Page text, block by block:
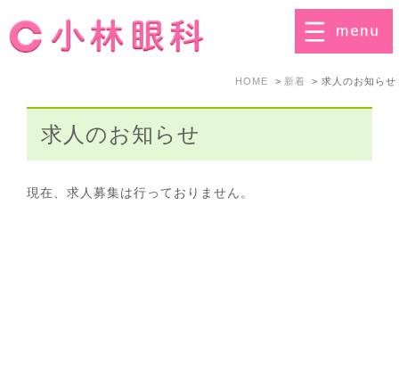
HOME 新着 求人のお知らせ
求人のお知らせ
現在、求人募集は行っておりません。